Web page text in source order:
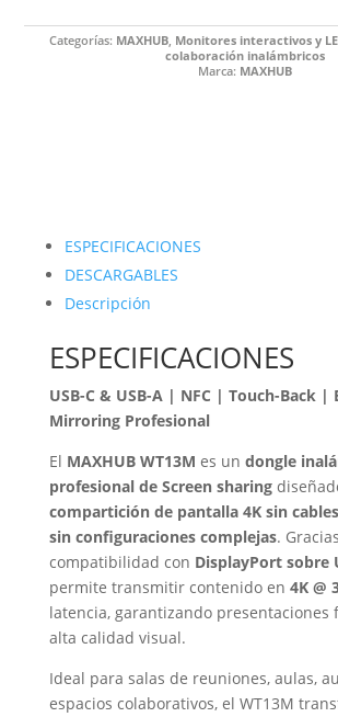
Categorías: MAXHUB, Monitores interactivos y
colaboración inalámbricos
Marca: MAXHUB
ESPECIFICACIONES
DESCARGABLES
Descripción
ESPECIFICACIONES
USB-C & USB-A | NFC | Touch-Back |
Mirroring Profesional
El MAXHUB WT13M es un dongle
profesional de Screen sharing
compartición de pantalla 4K sin
sin configuraciones complejas.
compatibilidad con DisplayPort sobre
permite transmitir contenido en 4K @
latencia, garantizando presentaciones
alta calidad visual.
Ideal para salas de reuniones, aulas,
espacios colaborativos, el WT13M